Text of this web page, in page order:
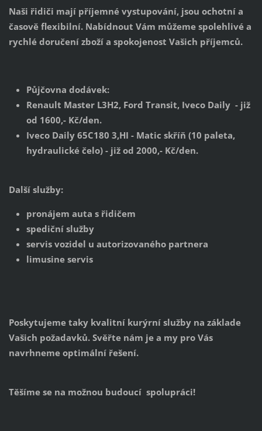
Naši řidiči mají příjemné vystupování, jsou ochotní a
časově flexibilní. Nabídnout Vám můžeme spolehlivé a
rychlé doručení zboží a spokojenost Vašich příjemců.
Půjčovna dodávek:
Renault Master L3H2, Ford Transit, Iveco Daily - již
od 1600,- Kč/den.
Iveco Daily 65C180 3,HI - Matic skříň (10 paleta,
hydraulické čelo) - již od 2000,- Kč/den.
Další služby:
pronájem auta s řidičem
spediční služby
servis vozidel u autorizovaného partnera
limusine servis
Poskytujeme taky kvalitní kurýrní služby na základe
Vašich požadavků. Svěřte nám je a my pro Vás
navrhneme optimální řešení.
Těšíme se na možnou budoucí spolupráci!